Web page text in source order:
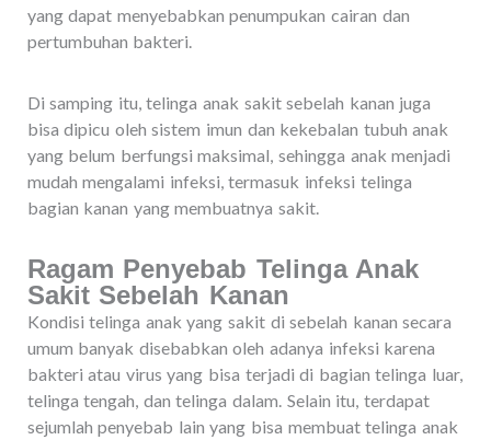
yang dapat menyebabkan penumpukan cairan dan
pertumbuhan bakteri.
Di samping itu, telinga anak sakit sebelah kanan juga
bisa dipicu oleh sistem imun dan kekebalan tubuh anak
yang belum berfungsi maksimal, sehingga anak menjadi
mudah mengalami infeksi, termasuk infeksi telinga
bagian kanan yang membuatnya sakit.
Ragam Penyebab Telinga Anak
Sakit Sebelah Kanan
Kondisi telinga anak yang sakit di sebelah kanan secara
umum banyak disebabkan oleh adanya infeksi karena
bakteri atau virus yang bisa terjadi di bagian telinga luar,
telinga tengah, dan telinga dalam. Selain itu, terdapat
sejumlah penyebab lain yang bisa membuat telinga anak